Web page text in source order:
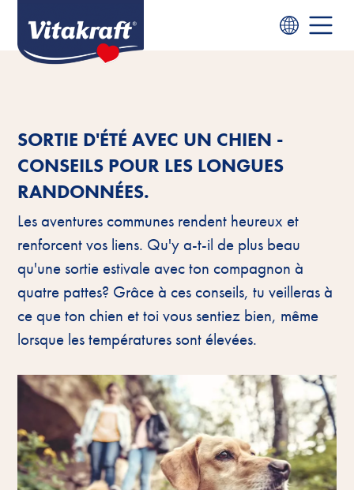
SORTIE D'ÉTÉ AVEC UN CHIEN -
CONSEILS POUR LES LONGUES
RANDONNÉES.
Les aventures communes rendent heureux et
renforcent vos liens. Qu'y a-t-il de plus beau
qu'une sortie estivale avec ton compagnon à
quatre pattes? Grâce à ces conseils, tu veilleras à
ce que ton chien et toi vous sentiez bien, même
lorsque les températures sont élevées.